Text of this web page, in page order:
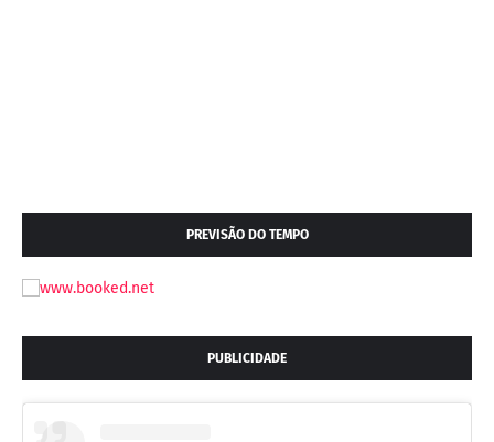
PREVISÃO DO TEMPO
PUBLICIDADE